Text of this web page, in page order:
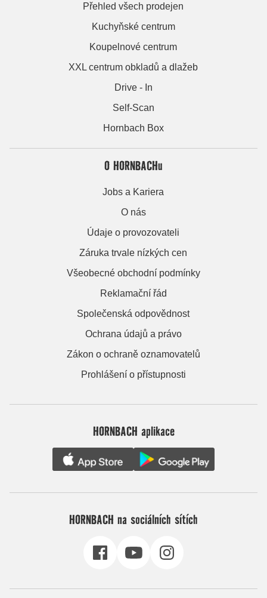
Přehled všech prodejen
Kuchyňské centrum
Koupelnové centrum
XXL centrum obkladů a dlažeb
Drive - In
Self-Scan
Hornbach Box
O HORNBACHu
Jobs a Kariera
O nás
Údaje o provozovateli
Záruka trvale nízkých cen
Všeobecné obchodní podmínky
Reklamační řád
Společenská odpovědnost
Ochrana údajů a právo
Zákon o ochraně oznamovatelů
Prohlášení o přístupnosti
HORNBACH aplikace
HORNBACH na sociálních sítích